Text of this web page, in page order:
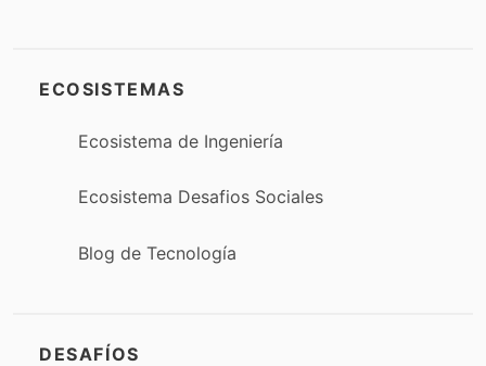
ECOSISTEMAS
Ecosistema de Ingeniería
Ecosistema Desafios Sociales
Blog de Tecnología
DESAFÍOS